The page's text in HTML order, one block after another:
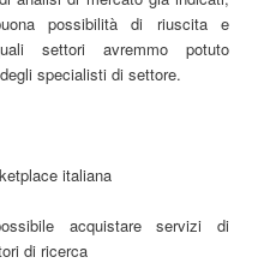
possibilità di riuscita e
settori avremmo potuto
specialisti di settore.
italiana
acquistare servizi di
di ricerca